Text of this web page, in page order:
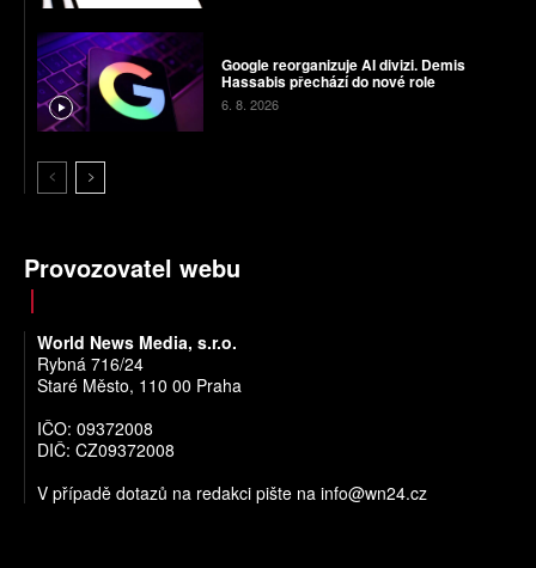
Google reorganizuje AI divizi. Demis
Hassabis přechází do nové role
6. 8. 2026
Provozovatel webu
World News Media, s.r.o.
Rybná 716/24
Staré Město, 110 00 Praha
IČO: 09372008
DIČ: CZ09372008
V případě dotazů na redakci pište na info@wn24.cz